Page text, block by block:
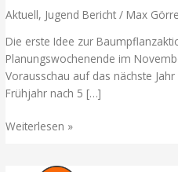
Aktuell, Jugend Bericht / Max
Die erste Idee zur
Planungswochenende im
Vorausschau auf das nächste
Frühjahr nach 5 […]
Nachbericht
Weiterlesen »